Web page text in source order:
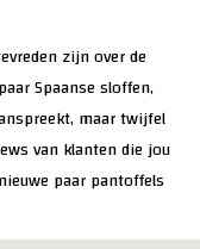
zijn over de
Spaanse sloffen,
maar twijfel
van klanten die jou
paar pantoffels